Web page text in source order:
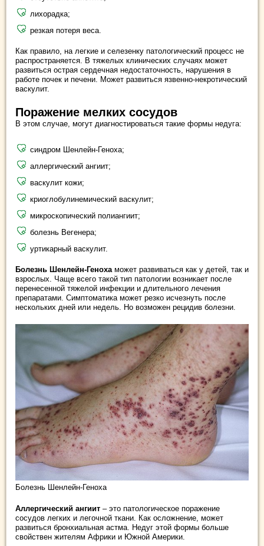
лихорадка;
резкая потеря веса.
Как правило, на легкие и селезенку патологический процесс не
распространяется. В тяжелых клинических случаях может
развиться острая сердечная недостаточность, нарушения в
работе почек и печени. Может развиться язвенно-некротический
васкулит.
Поражение мелких сосудов
В этом случае, могут диагностироваться такие формы недуга:
синдром Шенлейн-Геноха;
аллергический ангиит;
васкулит кожи;
криоглобулинемический васкулит;
микроскопический полиангиит;
болезнь Вегенера;
уртикарный васкулит.
Болезнь Шенлейн-Геноха может развиваться как у детей, так и
взрослых. Чаще всего такой тип патологии возникает после
перенесенной тяжелой инфекции и длительного лечения
препаратами. Симптоматика может резко исчезнуть после
нескольких дней или недель. Но возможен рецидив болезни.
Болезнь Шенлейн-Геноха
Аллергический ангиит – это патологическое поражение
сосудов легких и легочной ткани. Как осложнение, может
развиться бронхиальная астма. Недуг этой формы больше
свойствен жителям Африки и Южной Америки.